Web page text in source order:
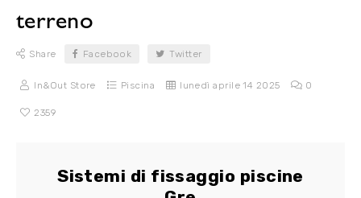
terreno
Share Facebook Twitter
In&Out Store Piscina lunedì aprile 14 2025 0
2359
Sistemi di fissaggio piscine